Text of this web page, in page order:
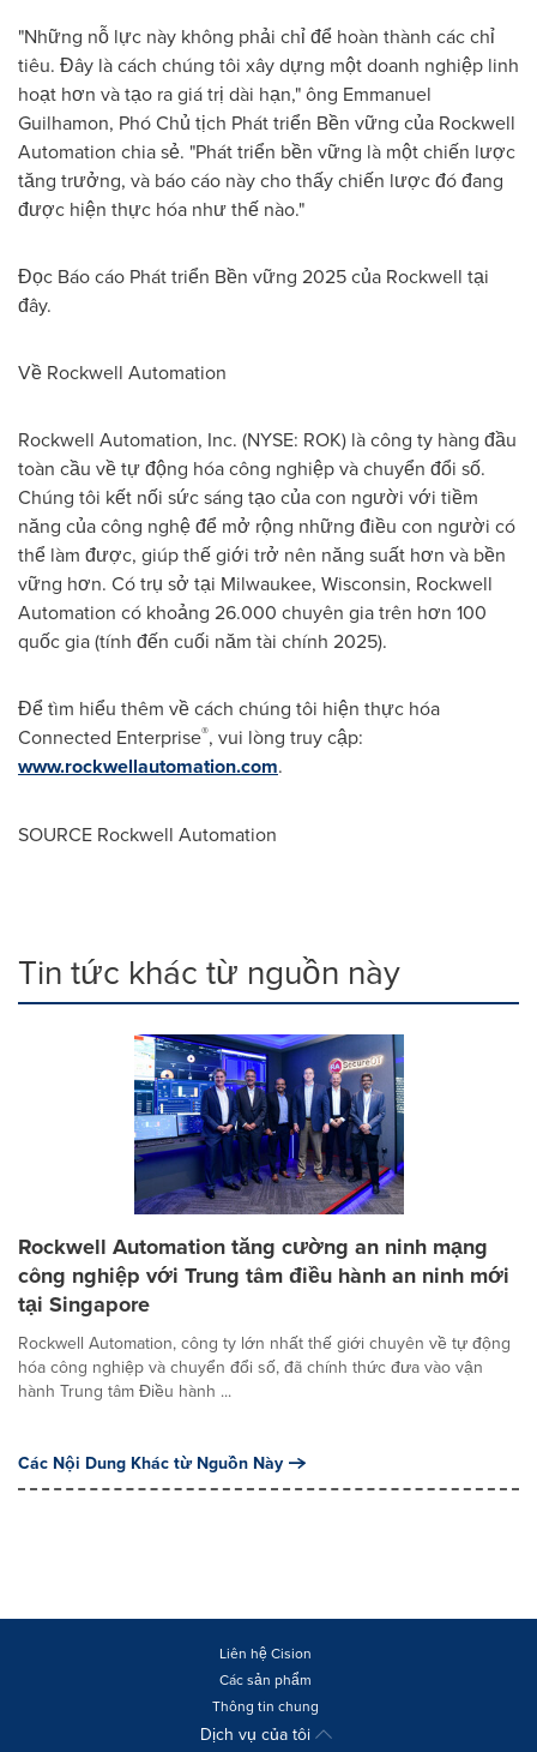
"Những nỗ lực này không phải chỉ để hoàn thành các chỉ
tiêu. Đây là cách chúng tôi xây dựng một doanh nghiệp linh
hoạt hơn và tạo ra giá trị dài hạn," ông Emmanuel
Guilhamon, Phó Chủ tịch Phát triển Bền vững của Rockwell
Automation chia sẻ. "Phát triển bền vững là một chiến lược
tăng trưởng, và báo cáo này cho thấy chiến lược đó đang
được hiện thực hóa như thế nào."
Đọc Báo cáo Phát triển Bền vững 2025 của Rockwell tại
đây.
Về Rockwell Automation
Rockwell Automation, Inc. (NYSE: ROK) là công ty hàng đầu
toàn cầu về tự động hóa công nghiệp và chuyển đổi số.
Chúng tôi kết nối sức sáng tạo của con người với tiềm
năng của công nghệ để mở rộng những điều con người có
thể làm được, giúp thế giới trở nên năng suất hơn và bền
vững hơn. Có trụ sở tại Milwaukee, Wisconsin, Rockwell
Automation có khoảng 26.000 chuyên gia trên hơn 100
quốc gia (tính đến cuối năm tài chính 2025).
Để tìm hiểu thêm về cách chúng tôi hiện thực hóa
Connected Enterprise®, vui lòng truy cập:
www.rockwellautomation.com.
SOURCE Rockwell Automation
Tin tức khác từ nguồn này
Rockwell Automation tăng cường an ninh mạng
công nghiệp với Trung tâm điều hành an ninh mới
tại Singapore
Rockwell Automation, công ty lớn nhất thế giới chuyên về tự động
hóa công nghiệp và chuyển đổi số, đã chính thức đưa vào vận
hành Trung tâm Điều hành ...
Các Nội Dung Khác từ Nguồn Này
Liên hệ Cision
Các sản phẩm
Thông tin chung
Dịch vụ của tôi